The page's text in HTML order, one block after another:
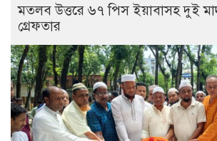
মতলব উত্তরে ৬৭ পিস ইয়াবাসহ দুই
গ্রেফতার